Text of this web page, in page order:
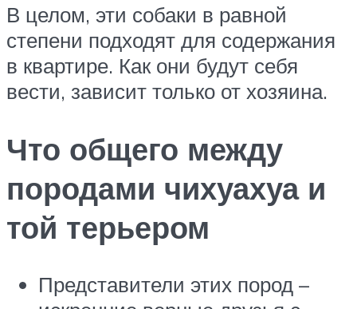
В целом, эти собаки в равной
степени подходят для содержания
в квартире. Как они будут себя
вести, зависит только от хозяина.
Что общего между
породами чихуахуа и
той терьером
Представители этих пород –